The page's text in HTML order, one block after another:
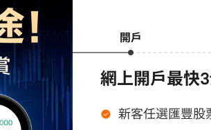
式增長。
爆發
，貝萊德BUIDL基金大
億美元級別的資產結算時，